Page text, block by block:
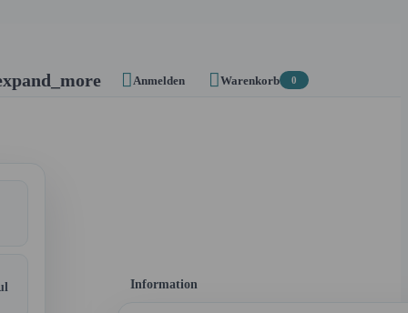
 Anmelden Warenkorb 0
Information